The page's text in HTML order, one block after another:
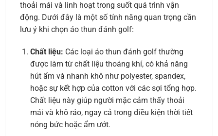
thoải mái và linh hoạt trong suốt quá trình vận
động. Dưới đây là một số tính năng quan trọng cần
lưu ý khi chọn áo thun đánh golf:
Chất liệu: Các loại áo thun đánh golf thường
được làm từ chất liệu thoáng khí, có khả năng
hút ẩm và nhanh khô như polyester, spandex,
hoặc sự kết hợp của cotton với các sợi tổng hợp.
Chất liệu này giúp người mặc cảm thấy thoải
mái và khô ráo, ngay cả trong điều kiện thời tiết
nóng bức hoặc ẩm ướt.